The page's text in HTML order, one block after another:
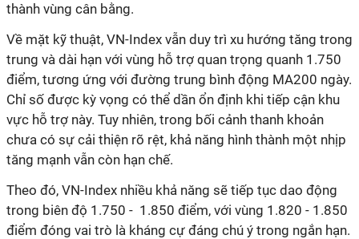
thành vùng cân bằng.
Về mặt kỹ thuật, VN-Index vẫn duy trì xu hướng tăng trong
trung và dài hạn với vùng hỗ trợ quan trọng quanh 1.750
điểm, tương ứng với đường trung bình động MA200 ngày.
Chỉ số được kỳ vọng có thể dần ổn định khi tiếp cận khu
vực hỗ trợ này. Tuy nhiên, trong bối cảnh thanh khoản
chưa có sự cải thiện rõ rệt, khả năng hình thành một nhịp
tăng mạnh vẫn còn hạn chế.
Theo đó, VN-Index nhiều khả năng sẽ tiếp tục dao động
trong biên độ 1.750 - 1.850 điểm, với vùng 1.820 - 1.850
điểm đóng vai trò là kháng cự đáng chú ý trong ngắn hạn.